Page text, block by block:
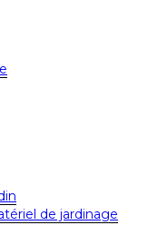
de jardinage